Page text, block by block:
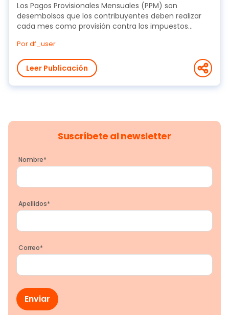
Los Pagos Provisionales Mensuales (PPM) son
desembolsos que los contribuyentes deben realizar
cada mes como provisión contra los impuestos
Por df_user
Leer Publicación
Suscríbete al newsletter
Nombre*
Apellidos*
Correo*